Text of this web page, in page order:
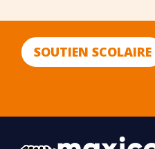
SOUTIEN SCOLAIRE